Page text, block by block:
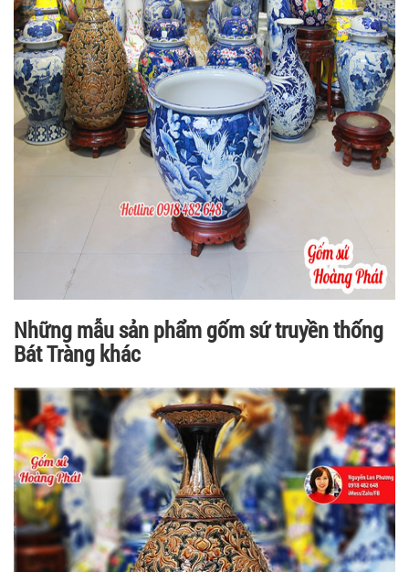
Những mẫu sản phẩm gốm sứ truyền thống
Bát Tràng khác